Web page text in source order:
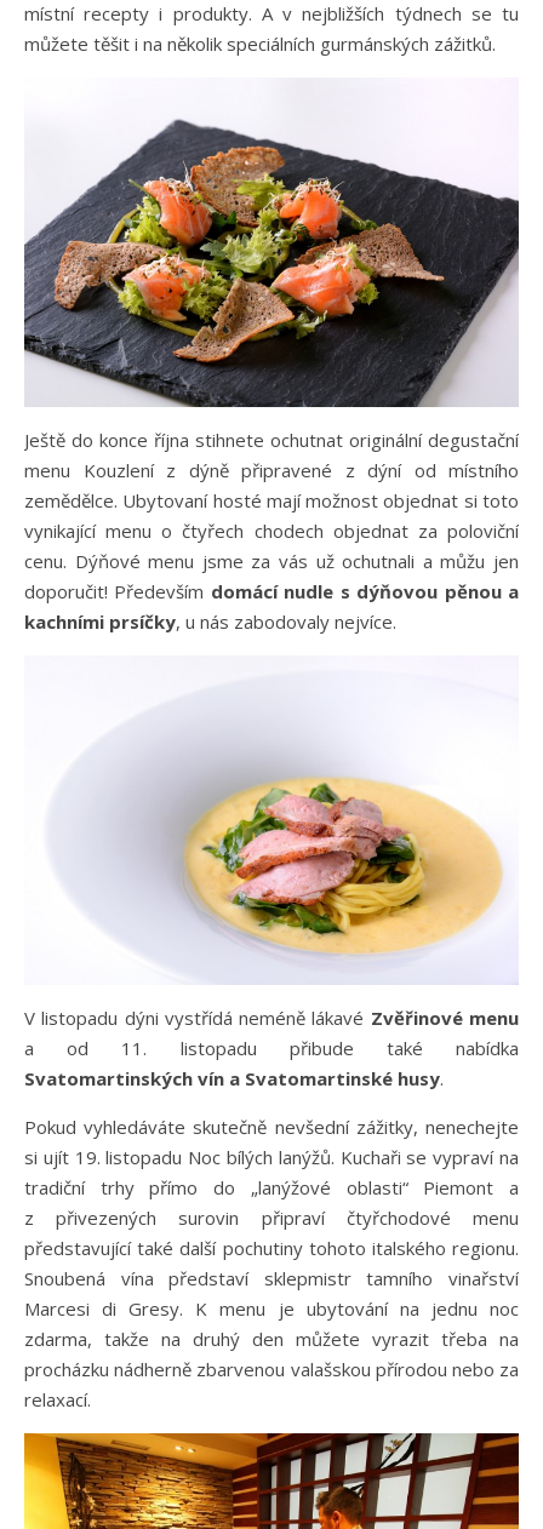
místní recepty i produkty. A v nejbližších týdnech se tu
můžete těšit i na několik speciálních gurmánských zážitků.
Ještě do konce října stihnete ochutnat originální degustační
menu Kouzlení z dýně připravené z dýní od místního
zemědělce. Ubytovaní hosté mají možnost objednat si toto
vynikající menu o čtyřech chodech objednat za poloviční
cenu. Dýňové menu jsme za vás už ochutnali a můžu jen
doporučit! Především domácí nudle s dýňovou pěnou a
kachními prsíčky, u nás zabodovaly nejvíce.
V listopadu dýni vystřídá neméně lákavé Zvěřinové menu
a od 11. listopadu přibude také nabídka
Svatomartinských vín a Svatomartinské husy.
Pokud vyhledáváte skutečně nevšední zážitky, nenechejte
si ujít 19. listopadu Noc bílých lanýžů. Kuchaři se vypraví na
tradiční trhy přímo do „lanýžové oblasti“ Piemont a
z přivezených surovin připraví čtyřchodové menu
představující také další pochutiny tohoto italského regionu.
Snoubená vína představí sklepmistr tamního vinařství
Marcesi di Gresy. K menu je ubytování na jednu noc
zdarma, takže na druhý den můžete vyrazit třeba na
procházku nádherně zbarvenou valašskou přírodou nebo za
relaxací.